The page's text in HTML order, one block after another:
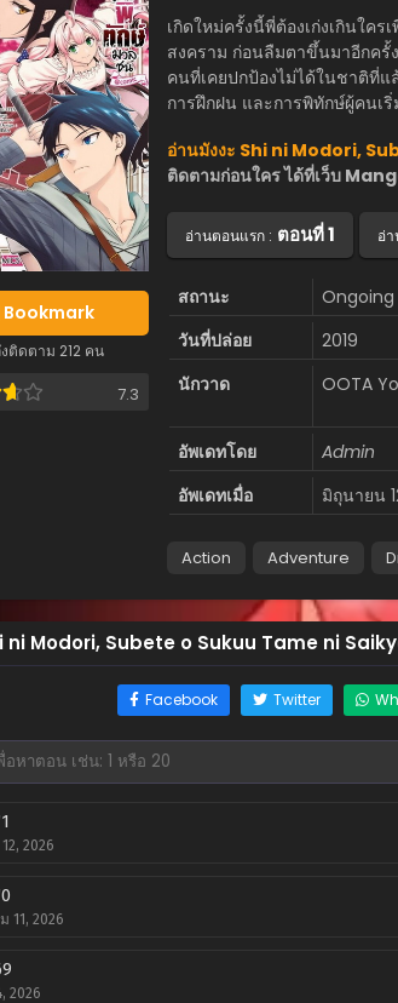
Bookmark
ติดตาม 212 คน
7.3
เกิดใหม่ครั้งนี้พี่ต้องเก่งเกินใค
สงคราม ก่อนลืมตาขึ้นมาอีกครั้
คนที่เคยปกป้องไม่ได้ในชาติที่
การฝึกฝน และการพิทักษ์ผู้คนเ
อ่านมังงะ Shi ni Modori,
ติดตามก่อนใคร ได้ที่เว็บ
อ่านตอนแรก : ตอนที่ 1 อ่
สถานะ Ongoing
วันที่ปล่อย
2019
นักวาด
OOTA
อัพเดทโดย
Admin
อัพเดทเมื่อ
มิถุนายน
Action Adventure
ni Modori, Subete o Sukuu Tame ni
Facebook Twitter
2026
11, 2026
2026